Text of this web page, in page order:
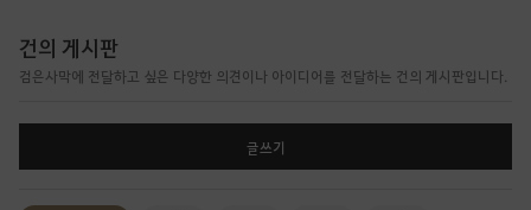
건의 게시판
검은사막에 전달하고 싶은 다양한 의견이나 아이디어를 전달하는 건의 게시판입니다.
글쓰기